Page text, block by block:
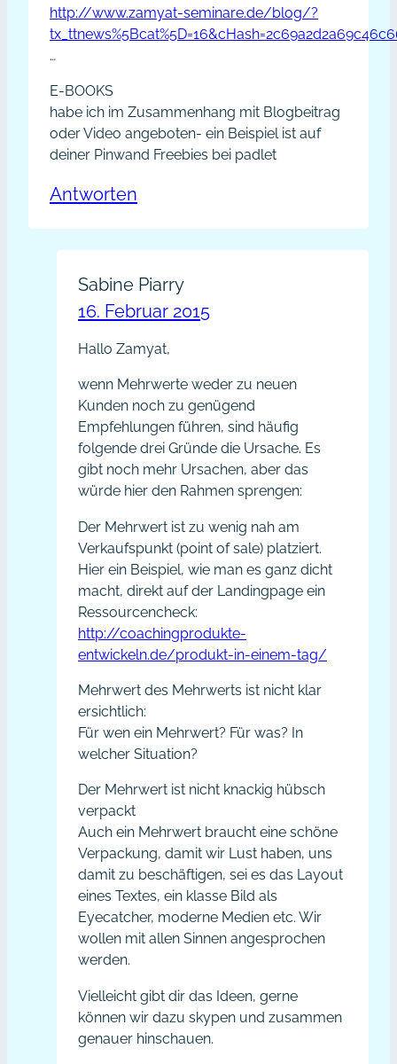
http://www.zamyat-seminare.de/blog/?
…
E-BOOKS
habe ich im Zusammenhang mit Blogbeitrag
oder Video angeboten- ein Beispiel ist auf
deiner Pinwand Freebies bei padlet
Antworten
Sabine Piarry
16. Februar 2015
Hallo Zamyat,
wenn Mehrwerte weder zu neuen
Kunden noch zu genügend
Empfehlungen führen, sind häufig
folgende drei Gründe die Ursache. Es
gibt noch mehr Ursachen, aber das
würde hier den Rahmen sprengen:
Der Mehrwert ist zu wenig nah am
Verkaufspunkt (point of sale) platziert.
Hier ein Beispiel, wie man es ganz dicht
macht, direkt auf der Landingpage ein
Ressourcencheck:
http://coachingprodukte-
entwickeln.de/produkt-in-einem-tag/
Mehrwert des Mehrwerts ist nicht klar
ersichtlich:
Für wen ein Mehrwert? Für was? In
welcher Situation?
Der Mehrwert ist nicht knackig hübsch
verpackt
Auch ein Mehrwert braucht eine schöne
Verpackung, damit wir Lust haben, uns
damit zu beschäftigen, sei es das Layout
eines Textes, ein klasse Bild als
Eyecatcher, moderne Medien etc. Wir
wollen mit allen Sinnen angesprochen
werden.
Vielleicht gibt dir das Ideen, gerne
können wir dazu skypen und zusammen
genauer hinschauen.